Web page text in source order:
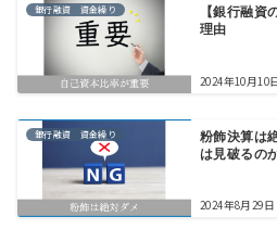
銀行融資 資金繰り
【銀行融資
理由
2024年10月10
銀行融資 資金繰り
粉飾決算は
は見破るの
2024年8月29日